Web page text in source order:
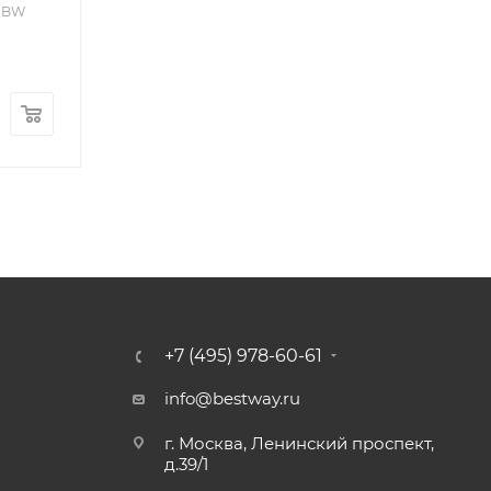
+7 (495) 978-60-61
info@bestway.ru
г. Москва, Ленинский проспект,
д.39/1